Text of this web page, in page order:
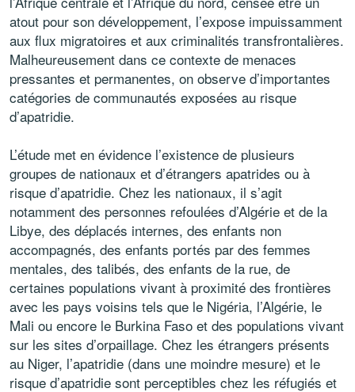
atout pour son développement, l’expose impuissamment
aux flux migratoires et aux criminalités transfrontalières.
Malheureusement dans ce contexte de menaces
pressantes et permanentes, on observe d’importantes
catégories de communautés exposées au risque
d’apatridie.
L’étude met en évidence l’existence de plusieurs
groupes de nationaux et d’étrangers apatrides ou à
risque d’apatridie. Chez les nationaux, il s’agit
notamment des personnes refoulées d’Algérie et de la
Libye, des déplacés internes, des enfants non
accompagnés, des enfants portés par des femmes
mentales, des talibés, des enfants de la rue, de
certaines populations vivant à proximité des frontières
avec les pays voisins tels que le Nigéria, l’Algérie, le
Mali ou encore le Burkina Faso et des populations vivant
sur les sites d’orpaillage. Chez les étrangers présents
au Niger, l’apatridie (dans une moindre mesure) et le
risque d’apatridie sont perceptibles chez les réfugiés et